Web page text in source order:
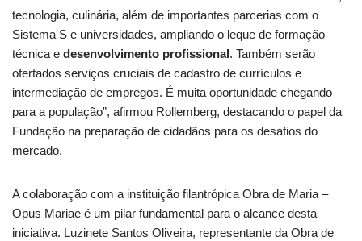
tecnologia, culinária, além de importantes parcerias com o
Sistema S e universidades, ampliando o leque de formação
técnica e desenvolvimento profissional. Também serão
ofertados serviços cruciais de cadastro de currículos e
intermediação de empregos. É muita oportunidade chegando
para a população”, afirmou Rollemberg, destacando o papel da
Fundação na preparação de cidadãos para os desafios do
mercado.
A colaboração com a instituição filantrópica Obra de Maria –
Opus Mariae é um pilar fundamental para o alcance desta
iniciativa. Luzinete Santos Oliveira, representante da Obra de